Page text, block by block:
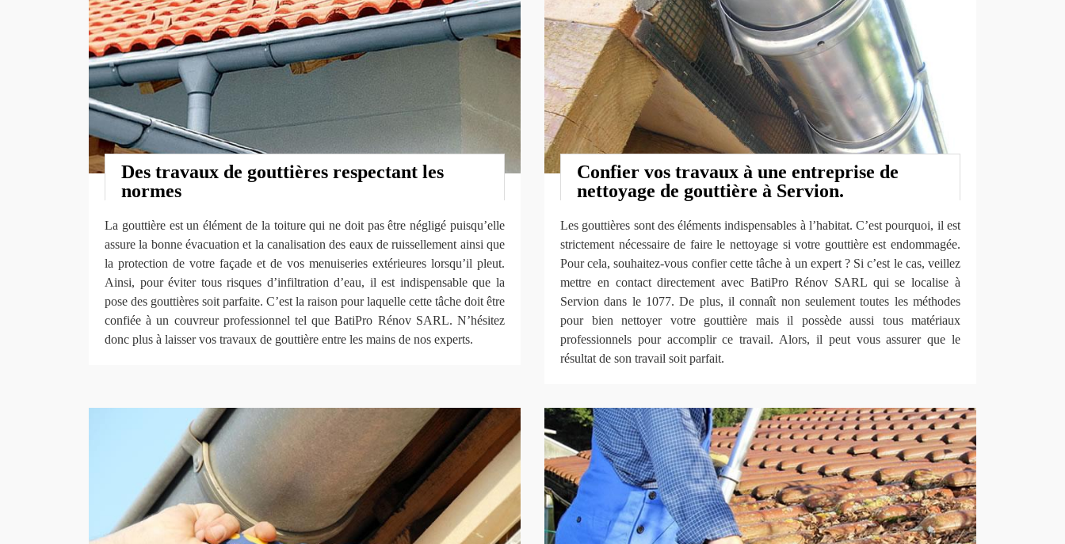
Des travaux de gouttières respectant les
normes
La gouttière est un élément de la toiture qui ne doit pas être négligé puisqu’elle
assure la bonne évacuation et la canalisation des eaux de ruissellement ainsi que
la protection de votre façade et de vos menuiseries extérieures lorsqu’il pleut.
Ainsi, pour éviter tous risques d’infiltration d’eau, il est indispensable que la
pose des gouttières soit parfaite. C’est la raison pour laquelle cette tâche doit être
confiée à un couvreur professionnel tel que BatiPro Rénov SARL. N’hésitez
donc plus à laisser vos travaux de gouttière entre les mains de nos experts.
Confier vos travaux à une entreprise de
nettoyage de gouttière à Servion.
Les gouttières sont des éléments indispensables à l’habitat. C’est pourquoi, il est
strictement nécessaire de faire le nettoyage si votre gouttière est endommagée.
Pour cela, souhaitez-vous confier cette tâche à un expert ? Si c’est le cas, veillez
mettre en contact directement avec BatiPro Rénov SARL qui se localise à
Servion dans le 1077. De plus, il connaît non seulement toutes les méthodes
pour bien nettoyer votre gouttière mais il possède aussi tous matériaux
professionnels pour accomplir ce travail. Alors, il peut vous assurer que le
résultat de son travail soit parfait.